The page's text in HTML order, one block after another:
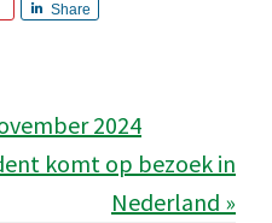
Share
2024
komt op bezoek in
Nederland »